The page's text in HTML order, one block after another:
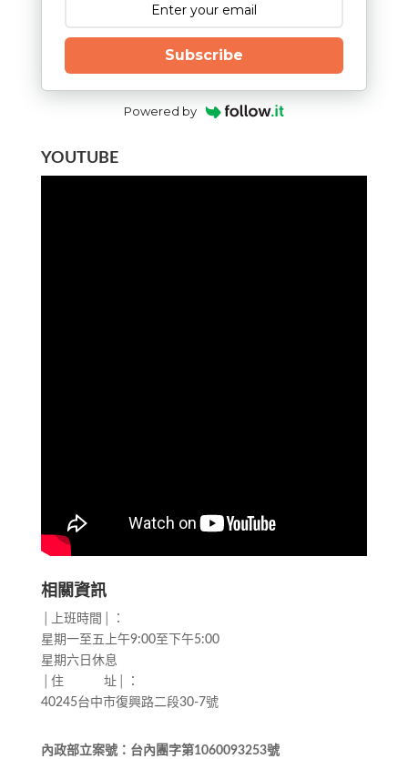
Subscribe
Powered by
YOUTUBE
相關資訊
│上班時間│：
星期一至五上午9:00至下午5:00
星期六日休息
│住 址│：
40245台中市復興路二段30-7號
內政部立案號：台內團字第1060093253號